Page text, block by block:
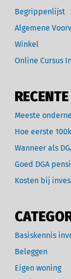
Begrippenlijst
Algemene
Winkel
Online Cursus
Meeste
Hoe eerste
Wanneer als
Goed DGA
Kosten bij
Basiskennis
Beleggen
Eigen woning